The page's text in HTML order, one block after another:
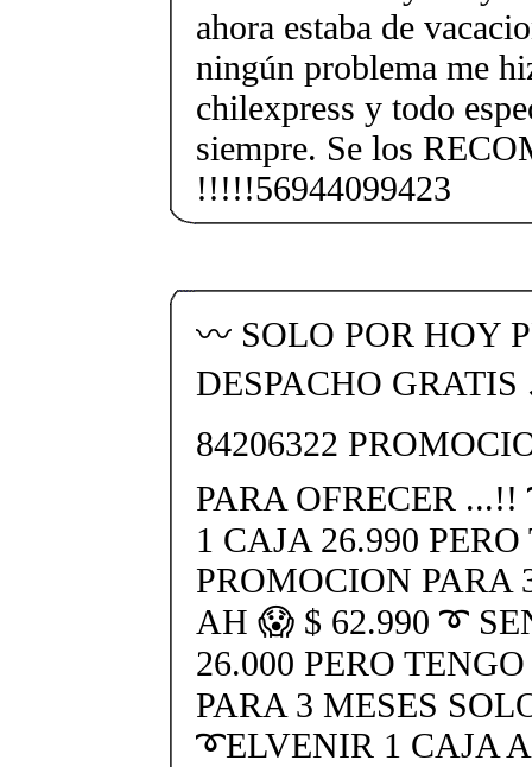
ahora estaba de
ningún problema me
chilexpress y todo
siempre. Se los
!!!!!56944099423
〰️ SOLO POR HOY
DESPACHO
84206322
PARA OFRECER
1 CAJA 26.990
PROMOCION PARA
AH 😱 $ 62.990 ➰
26.000 PERO
PARA 3 MESES
➰ELVENIR 1 CAJA